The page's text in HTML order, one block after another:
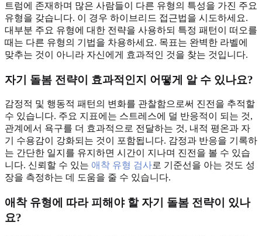
트럼에 존재하며 많은 사람들이 다른 유형의 특성을 가진 주요
유형을 갖습니다. 이 경우 하이브리드 접근법을 시도하세요.
대부분 주요 유형에 대한 전략을 사용하되 특정 패턴이 떠오를
때는 다른 유형의 기법을 차용하세요. 목표는 완벽한 라벨에
맞추는 것이 아니라 자신에게 효과적인 것을 찾는 것입니다.
자기 돌봄 전략이 효과적인지 어떻게 알 수 있나요?
감정적 및 행동적 패턴의 변화를 관찰함으로써 진전을 추적할
수 있습니다. 주요 지표에는 스트레스에 덜 반응적이 되는 것,
관계에서 욕구를 더 효과적으로 전달하는 것, 내적 평온과 자
기 수용감이 강화되는 것이 포함됩니다. 감정과 반응을 기록하
는 간단한 일지를 유지하면 시간이 지나며 진전을 볼 수 있습
니다. 신뢰할 수 있는 애착 유형 검사로 기준선을 아는 것도 성
장을 측정하는 데 도움을 줄 수 있습니다.
애착 유형에 따라 피해야 할 자기 돌봄 전략이 있나
요?